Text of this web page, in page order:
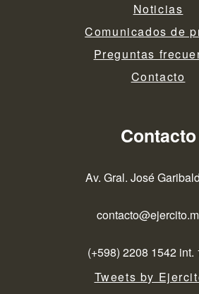
Noticias
Comunicados de
Preguntas
Contacto
Contacto
Av. Gral. José
(+598) 2208 1542 int.
Tweets by